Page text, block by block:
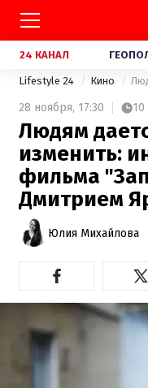
24 КАНАЛ
Lifestyle 24 Кино
28 ноября, 17:30 10
Людям
изменить:
фильма
Дмитрием
Юлия Михайлова